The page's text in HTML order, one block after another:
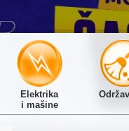
Elektrika
i mašine